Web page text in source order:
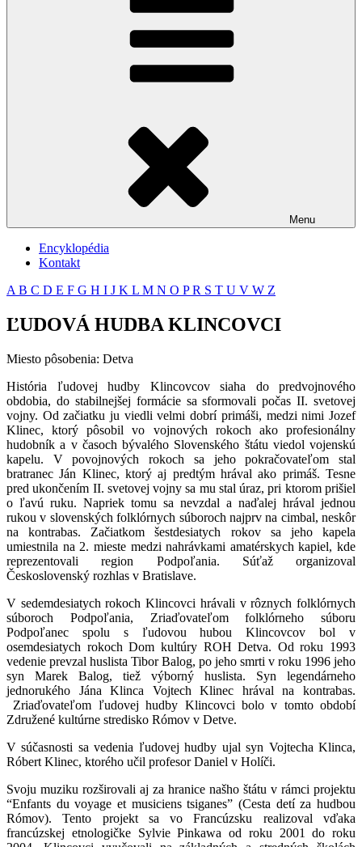
Menu
Encyklopédia
Kontakt
A B C D E F G H I J K L M N O PR S T U V W Z
ĽUDOVÁ HUDBA KLINCOVCI
Miesto pôsobenia: Detva
História ľudovej hudby Klincovcov siaha do predvojnového
obdobia, do stabilnejšej formácie sa sformovali počas II. svetovej
vojny. Od začiatku ju viedli velmi dobrí primáši, medzi nimi Jozef
Klinec, ktorý pôsobil vo vojnových rokoch ako profesionálny
hudobník a v časoch bývalého Slovenského štátu viedol vojenskú
kapelu. V povojnových rokoch sa jeho pokračovateľom stal
bratranec Ján Klinec, ktorý aj predtým hrával ako primáš. Tesne
pred ukončením II. svetovej vojny sa mu stal úraz, pri ktorom prišiel
o ľavú ruku. Napriek tomu sa nevzdal a naďalej hrával jednou
rukou v slovenských folklórnych súboroch najprv na cimbal, neskôr
na kontrabas. Začiatkom šestdesiatych rokov sa jeho kapela
umiestnila na 2. mieste medzi nahrávkami amatérskych kapiel, kde
reprezentovali region Podpoľania. Súťaž organizoval
Československý rozhlas v Bratislave.
V sedemdesiatych rokoch Klincovci hrávali v rôznych folklórnych
súboroch Podpoľania, Zriaďovateľom folklórneho súboru
Podpoľanec spolu s ľudovou hubou Klincovcov bol v
osemdesiatych rokoch Dom kultúry ROH Detva. Od roku 1993
vedenie prevzal huslista Tibor Balog, po jeho smrti v roku 1996 jeho
syn Marek Balog, tiež výborný huslista. Syn legendárneho
jednorukého Jána Klinca Vojtech Klinec hrával na kontrabas.
Zriaďovateľom ľudovej hudby Klincovci bolo v tomto období
Združené kultúrne stredisko Rómov v Detve.
V súčasnosti sa vedenia ľudovej hudby ujal syn Vojtecha Klinca,
Róbert Klinec, ktorého učil profesor Daniel v Holíči.
Svoju muziku rozširovali aj za hranice našho štátu v rámci projektu
“Enfants du voyage et musiciens tsiganes” (Cesta detí za hudbou
Rómov). Tento projekt sa vo Francúzsku realizoval vďaka
francúzskej etnologičke Sylvie Pinkawa od roku 2001 do roku